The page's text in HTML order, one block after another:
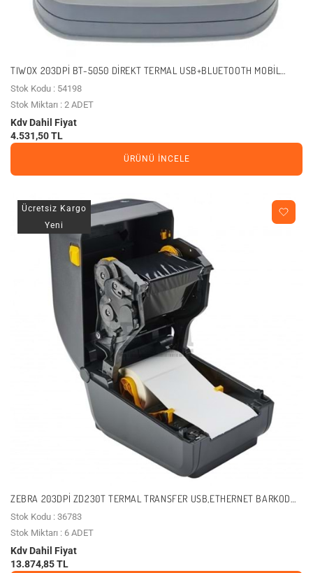
TIWOX 203DPI BT-5050 DIREKT TERMAL USB+BLUETOOTH MOBIL
BARKOD-ETIKET YAZICI BLUETOOTH
Stok Kodu : 54198
Stok Miktarı : 2 ADET
Kdv Dahil Fiyat
4.531,50 TL
ÜRÜNÜ İNCELE
Ücretsiz Kargo
Yeni
ZEBRA 203DPI ZD230T TERMAL TRANSFER USB,ETHERNET BARKOD
YAZICI
Stok Kodu : 36783
Stok Miktarı : 6 ADET
Kdv Dahil Fiyat
13.874,85 TL